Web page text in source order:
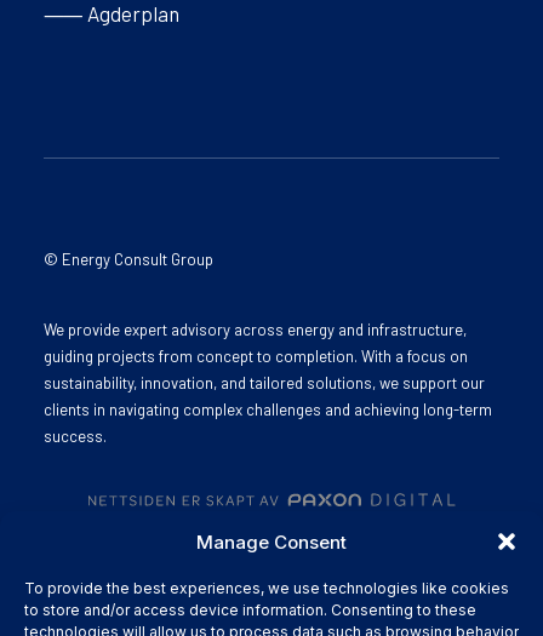
Manage Consent
To provide the best experiences, we use technologies like cookies
to store and/or access device information. Consenting to these
technologies will allow us to process data such as browsing behavior
⸺ Agderplan
© Energy Consult Group
We provide expert advisory across energy and infrastructure,
guiding projects from concept to completion. With a focus on
sustainability, innovation, and tailored solutions, we support our
clients in navigating complex challenges and achieving long-term
success.